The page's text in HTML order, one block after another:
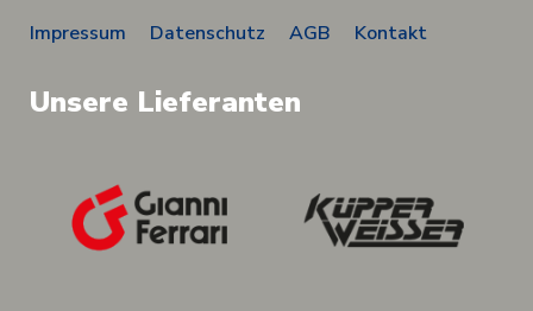
Impressum Datenschutz AGB Kontakt
Unsere Lieferanten